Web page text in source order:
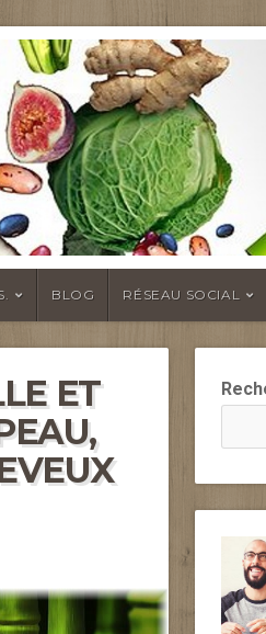
BLOG RÉSEAU SOCIAL
ET